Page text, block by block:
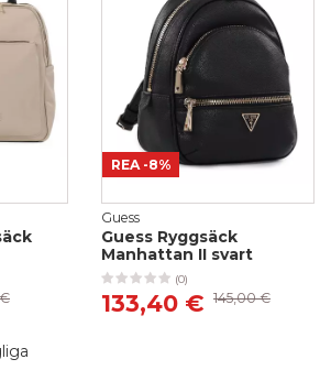
REA -8%
Guess
Guess Ryggsäck
Manhattan II svart
(0)
133,40 € 145,00 €